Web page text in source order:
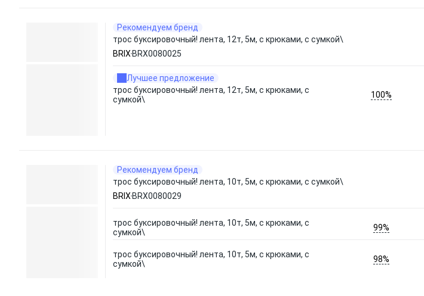
Рекомендуем бренд
трос буксировочный! лента, 12т, 5м, с крюками, с сумкой\
BRIX BRX0080025
Лучшее предложение
трос буксировочный! лента, 12т, 5м, с крюками, с
сумкой\
100%
Рекомендуем бренд
трос буксировочный! лента, 10т, 5м, с крюками, с сумкой\
BRIX BRX0080029
трос буксировочный! лента, 10т, 5м, с крюками, с
сумкой\
99%
трос буксировочный! лента, 10т, 5м, с крюками, с
сумкой\
98%